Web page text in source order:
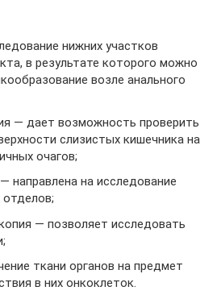
нижних участков
в результате которого можно
возле анального
— дает возможность проверить
слизистых кишечника на
очагов;
направлена на исследование
— позволяет исследовать
ткани органов на предмет
в них онкоклеток.